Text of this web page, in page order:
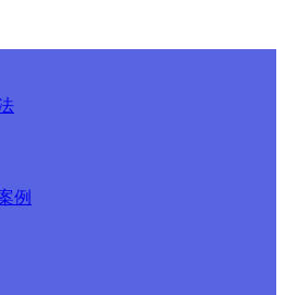
例